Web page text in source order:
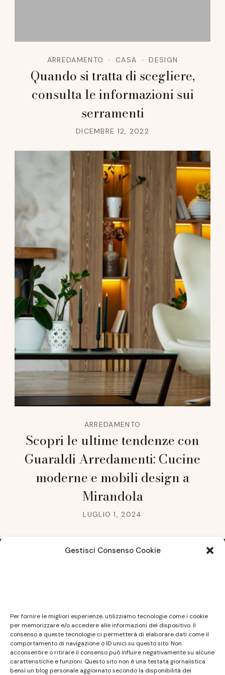
Gestisci Consenso Cookie
Per fornire le migliori esperienze, utilizziamo tecnologie come i cookie
per memorizzare e/o accedere alle informazioni del dispositivo. Il
consenso a queste tecnologie ci permetterà di elaborare dati come il
comportamento di navigazione o ID unici su questo sito. Non
acconsentire o ritirare il consenso può influire negativamente su alcune
caratteristiche e funzioni. Questo sito non è una testata giornalistica
bensì un blog personale aggiornato secondo la disponibilità dei
ARREDAMENTO CASA DESIGN
Quando si tratta di scegliere,
consulta le informazioni sui
serramenti
DICEMBRE 12, 2022
ARREDAMENTO
Scopri le ultime tendenze con
Guaraldi Arredamenti: Cucine
moderne e mobili design a
Mirandola
LUGLIO 1, 2024
non ha carattere periodico essendo aggiornato
secondo la disponibilità e la reperibilità dei materiali.
Pertanto non può essere considerato in alcun modo
un prodotto editoriale ai sensi della L. n. 62 del